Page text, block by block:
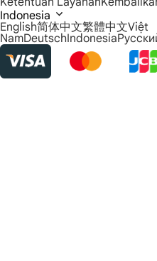
Indonesia
English简体中文繁體中文Việt
NamDeutschIndonesia